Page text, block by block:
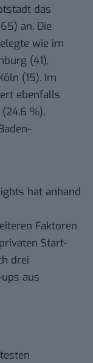
das
an. Die
wie im
(41),
(15). Im
ebenfalls
%),
hat anhand
Faktoren
Start-
drei
aus